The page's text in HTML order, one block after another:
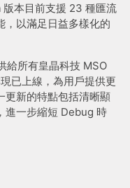
本目前支援 23 種匯流
，以滿足日益多樣化的
給所有皇晶科技 MSO
已上線，為用戶提供更
更新的特點包括清晰顯
進一步縮短 Debug 時